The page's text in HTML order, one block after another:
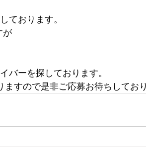
ております。
が
バーを探しております。
すので是非ご応募お待ちしており